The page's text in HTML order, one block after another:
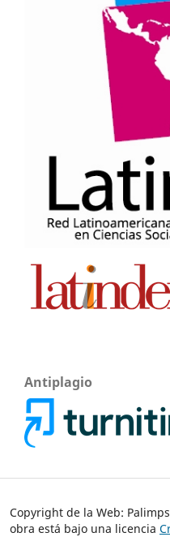
Antiplagio
Copyright de la Web:
obra está bajo una licencia